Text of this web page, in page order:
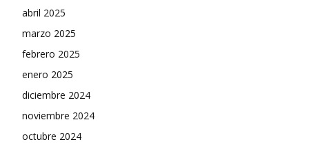
abril 2025
marzo 2025
febrero 2025
enero 2025
diciembre 2024
noviembre 2024
octubre 2024